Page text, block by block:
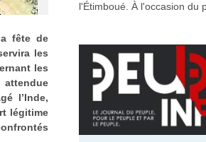
fête de
les
les
attendue
l’Inde,
légitime
l'Étimboué. À l'occasion du